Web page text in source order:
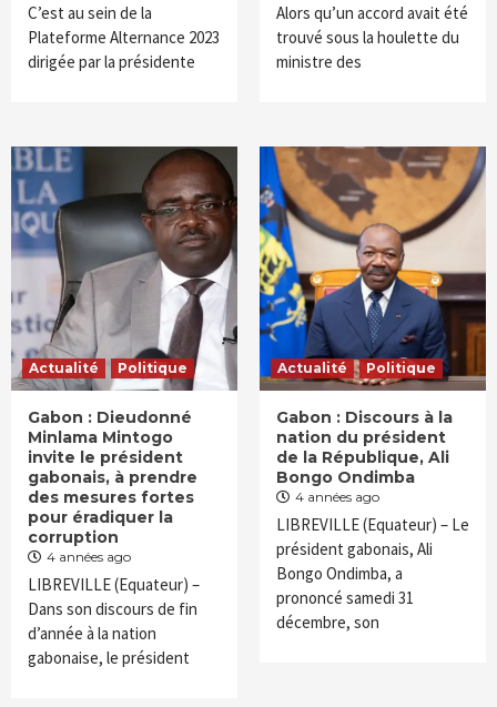
C’est au sein de la
Plateforme Alternance 2023
dirigée par la présidente
Alors qu’un accord avait été
trouvé sous la houlette du
ministre des
Actualité Politique
Gabon : Dieudonné
Minlama Mintogo
invite le président
gabonais, à prendre
des mesures fortes
pour éradiquer la
corruption
4 années ago
LIBREVILLE (Equateur) –
Dans son discours de fin
d’année à la nation
gabonaise, le président
Actualité Politique
Gabon : Discours à la
nation du président
de la République, Ali
Bongo Ondimba
4 années ago
LIBREVILLE (Equateur) – Le
président gabonais, Ali
Bongo Ondimba, a
prononcé samedi 31
décembre, son